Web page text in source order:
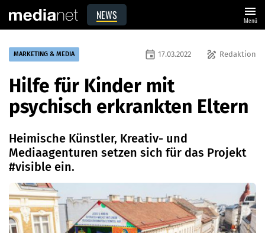
NEWS menu
Menü
MARKETING & MEDIA draw Redaktion
event 17.03.2022
Hilfe für Kinder mit
psychisch erkrankten Eltern
Heimische Künstler, Kreativ- und
Mediaagenturen setzen sich für das Projekt
#visible ein.